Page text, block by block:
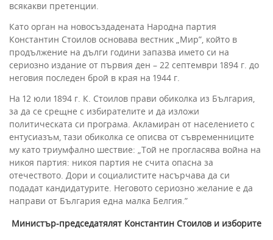
всякакви претенции.
Като орган на новосъздадената Народна партия
Константин Стоилов основава вестник „Мир”, който в
продължение на дълги години запазва името си на
сериозно издание от първия ден – 22 септември 1894 г. до
неговия последен брой в края на 1944 г.
На 12 юли 1894 г. К. Стоилов прави обиколка из България,
за да се срещне с избирателите и да изложи
политическата си програма. Акламиран от населението с
ентусиазъм, тази обиколка се описва от съвременниците
му като триумфално шествие: „Той не прогласява война на
никоя партия: никоя партия не счита опасна за
отечеството. Дори и социалистите насърчава да си
подадат кандидатурите. Неговото сериозно желание е да
направи от България една малка Белгия.”
Министър-председатялят Константин Стоилов и изборите